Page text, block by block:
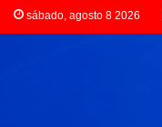
sábado, agosto 8 2026